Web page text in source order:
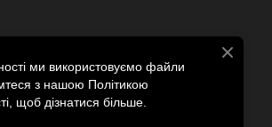
ми використовуємо файли
з нашою Політикою
щоб дізнатися більше.